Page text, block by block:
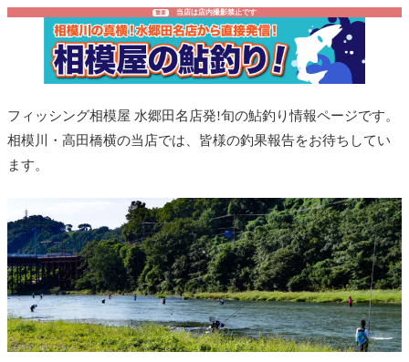
重要 当店は店内撮影禁止です
フィッシング相模屋 水郷田名店発!旬の鮎釣り情報ページです。
相模川・高田橋横の当店では、皆様の釣果報告をお待ちしてい
ます。